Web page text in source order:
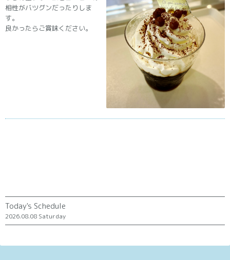
相性がバツグンだったりしま
す。
良かったらご賞味ください。
Today's Schedule
2026.08.08 Saturday